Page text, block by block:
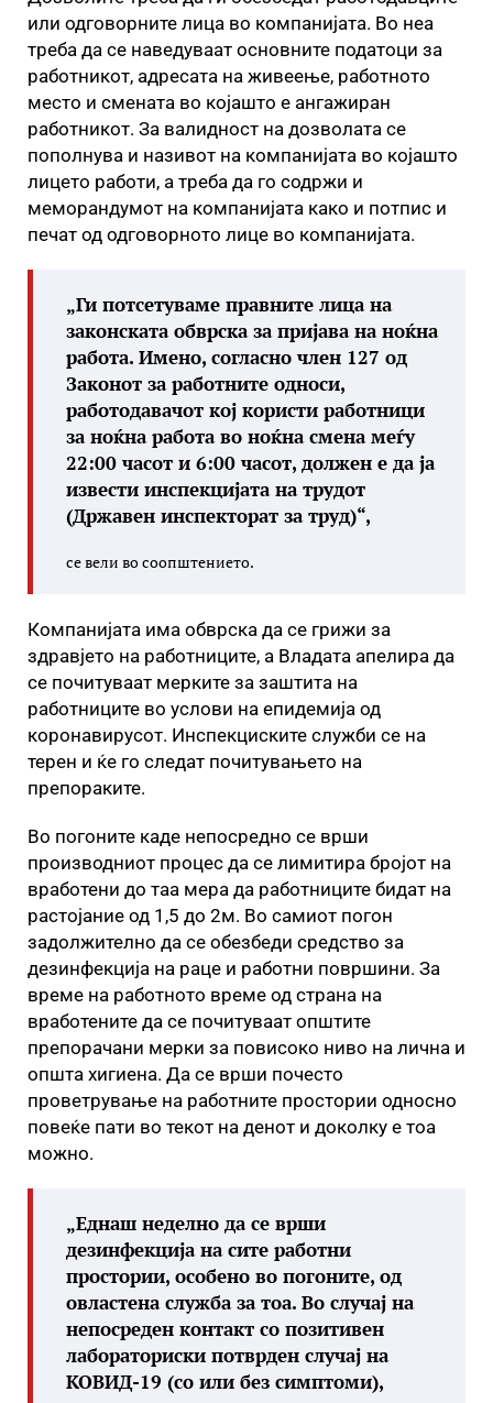
или одговорните лица во компанијата. Во неа
треба да се наведуваат основните податоци за
работникот, адресата на живеење, работното
место и смената во којашто е ангажиран
работникот. За валидност на дозволата се
пополнува и називот на компанијата во којашто
лицето работи, а треба да го содржи и
меморандумот на компанијата како и потпис и
печат од одговорното лице во компанијата.
„Ги потсетуваме правните лица на
законската обврска за пријава на ноќна
работа. Имено, согласно член 127 од
Законот за работните односи,
работодавачот кој користи работници
за ноќна работа во ноќна смена меѓу
22:00 часот и 6:00 часот, должен е да ја
извести инспекцијата на трудот
(Државен инспекторат за труд)“,
се вели во соопштението.
Компанијата има обврска да се грижи за
здравјето на работниците, а Владата апелира да
се почитуваат мерките за заштита на
работниците во услови на епидемија од
коронавирусот. Инспекциските служби се на
терен и ќе го следат почитувањето на
препораките.
Во погоните каде непосредно се врши
производниот процес да се лимитира бројот на
вработени до таа мера да работниците бидат на
растојание од 1,5 до 2м. Во самиот погон
задолжително да се обезбеди средство за
дезинфекција нa раце и работни површини. За
време на работното време од страна на
вработените да се почитуваат општите
препорачани мерки за повисоко ниво на лична и
општа хигиена. Да се врши почесто
проветрување на работните простории односно
повеќе пати во текот на денот и доколку е тоа
можно.
„Еднаш неделно да се врши
дезинфекција на сите работни
простории, особено во погоните, од
овластена служба за тоа. Во случај на
непосреден контакт со позитивен
лабораториски потврден случај на
КОВИД-19 (со или без симптоми),